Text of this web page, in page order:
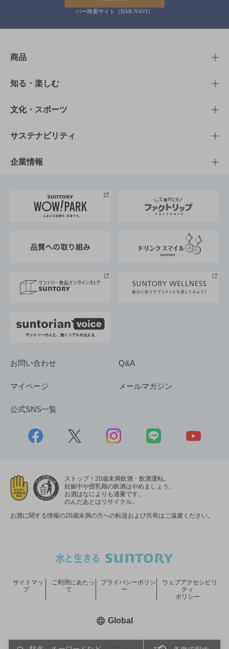
バー検索サイト［BAR-NAVI］
商品
商品TOP
商品一覧
商品発売情報
栄養成分一覧
知る・楽しむ
知る・楽しむTOP
キャンペーン
工場見学
地域情報
文化・スポーツ
文化・スポーツTOP
サントリーホール
サントリーサンバーズ大阪
サステナビリティ
サステナビリティTOP
サントリーが考えるサステナビリティ経営
企業情報
企業概要
採用情報
お問い合わせ Q&A
マイページ メールマガジン
公式SNS一覧
ストップ！20歳未満飲酒・飲酒運転。
妊娠中や授乳期の飲酒はやめましょう。
お酒はなによりも適量です。
のんだあとはリサイクル。
お酒に関する情報の20歳未満の方への転送および共有はご遠慮ください。
サイトマッ
プ
ご利用にあたっ
て
プライバシーポリシ
ー
ウェブアクセシビリ
ティ
ポリシー
Global新しいウィンドウで開く